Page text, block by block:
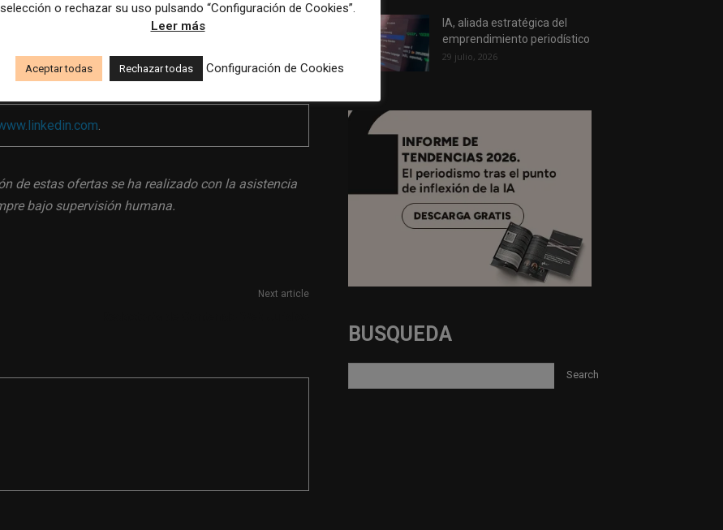
euros.
de estas ofertas se ha realizado con la asistencia
bajo supervisión humana.
Next article
IA, aliada estratégica del
emprendimiento periodístico
29 julio, 2026
BUSQUEDA
selección o rechazar su uso pulsando “Configuración de Cookies”.
Leer más
Aceptar todas Rechazar todas Configuración de Cookies